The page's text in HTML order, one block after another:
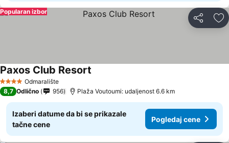
Deli
Popularan izbor
4 ZvezdiceOdmaralište
Paxos Club Resort
8,7 Odlično 956 Plaža Voutoumi: udaljenost 6.6 km
Izaberi datume da bi se prikazale
tačne cene
Pogledaj cene